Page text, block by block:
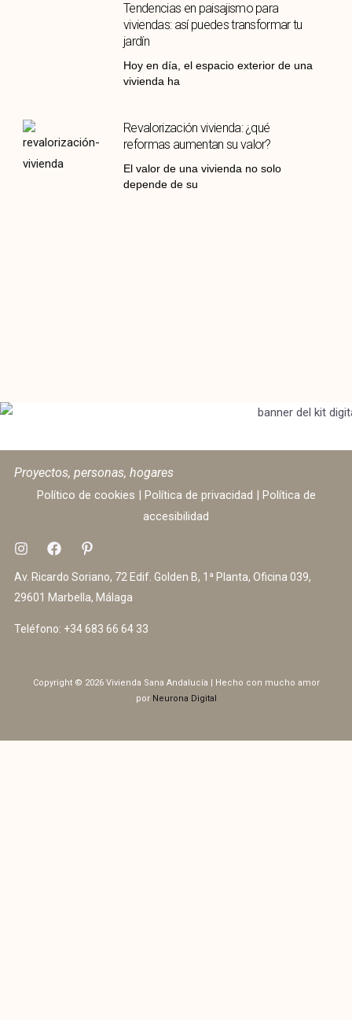
Tendencias en paisajismo para
viviendas: así puedes transformar tu
jardín
Hoy en día, el espacio exterior de una
vivienda ha
Revalorización vivienda: ¿qué
reformas aumentan su valor?
El valor de una vivienda no solo
depende de su
Proyectos, personas, hogares
Político de cookies | Política de privacidad | Política de
accesibilidad
Av. Ricardo Soriano, 72 Edif. Golden B, 1ª Planta, Oficina 039,
29601 Marbella, Málaga
Teléfono: +34 683 66 64 33
Copyright © 2026 Vivienda Sana Andalucía | Hecho con mucho amor
por Neurona Digital